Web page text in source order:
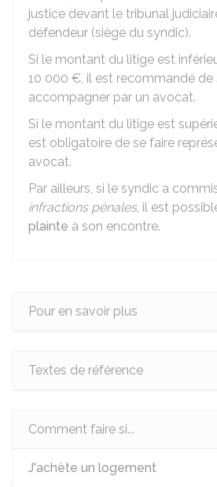
justice devant le tribunal
défendeur (siège du syndic).
Si le montant du litige est
10 000 €, il est recommandé de
accompagner par un avocat.
Si le montant du litige est
est obligatoire de se faire
avocat.
Par ailleurs, si le syndic a
infractions pénales, il est
plainte à son encontre.
Pour en savoir plus
Textes de référence
Comment faire si...
J'achète un logement